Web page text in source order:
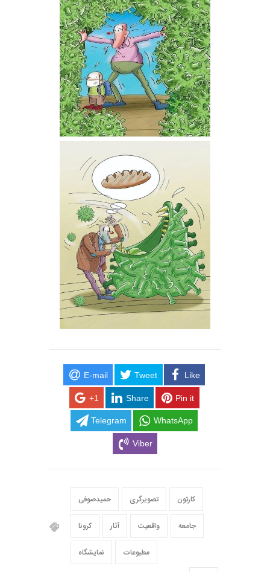
E-mail Tweet Like
+1 Share Pin it
Telegram WhatsApp
Viber
حمیدصوفی تصویرگری کارتون
کرونا آثار واقعیت جامعه
نمایشگاه مطبوعات